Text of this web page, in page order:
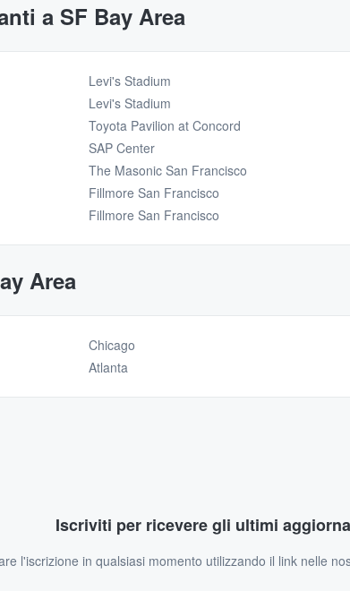
a SF Bay Area
Levi's Stadium
Levi's Stadium
Toyota Pavilion at Concord
SAP Center
The Masonic San Francisco
Fillmore San Francisco
Fillmore San Francisco
Area
Chicago
Atlanta
Iscriviti per ricevere gli ultimi
l'iscrizione in qualsiasi momento utilizzando il link nelle